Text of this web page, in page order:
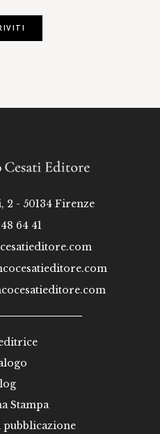
2 - 50134 Firenze
64 41
Stampa